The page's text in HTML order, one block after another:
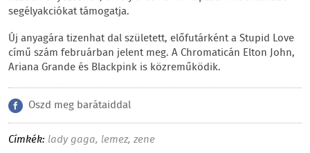
segélyakciókat támogatja.
Új anyagára tizenhat dal született, előfutárként a Stupid Love
című szám februárban jelent meg. A Chromaticán Elton John,
Ariana Grande és Blackpink is közreműködik.
Oszd meg barátaiddal
Címkék: lady gaga, lemez, zene